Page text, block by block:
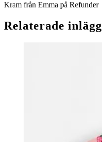
Kram från Emma på Refunder
Relaterade inlägg